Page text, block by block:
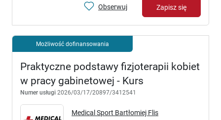
Obserwuj Zapisz się
Możliwość dofinansowania
Praktyczne podstawy fizjoterapii kobiet
w pracy gabinetowej - Kurs
Numer usługi 2026/03/17/20897/3412541
Medical Sport Bartłomiej Flis